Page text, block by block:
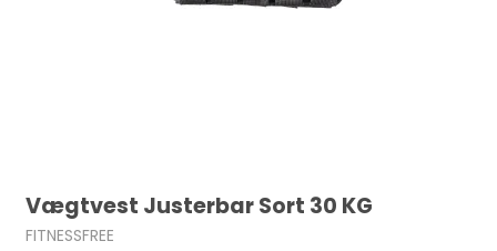
Vægtvest Justerbar Sort 30 KG
FITNESSFREE